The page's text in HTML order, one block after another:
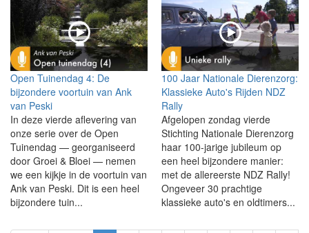
Open Tuinendag 4: De
bijzondere voortuin van Ank
van Peski
In deze vierde aflevering van
onze serie over de Open
Tuinendag — georganiseerd
door Groei & Bloei — nemen
we een kijkje in de voortuin van
Ank van Peski. Dit is een heel
bijzondere tuin...
100 Jaar Nationale Dierenzorg:
Klassieke Auto's Rijden NDZ
Rally
Afgelopen zondag vierde
Stichting Nationale Dierenzorg
haar 100-jarige jubileum op
een heel bijzondere manier:
met de allereerste NDZ Rally!
Ongeveer 30 prachtige
klassieke auto's en oldtimers...